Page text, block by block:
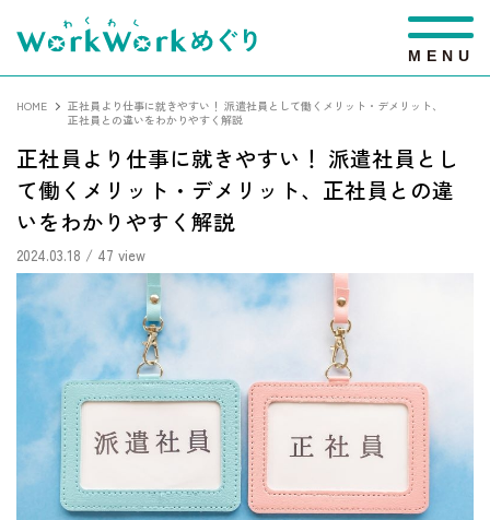
M E N U
HOME
正社員より仕事に就きやすい！ 派遣社員として働くメリット・デメリット、
正社員との違いをわかりやすく解説
正社員より仕事に就きやすい！ 派遣社員とし
て働くメリット・デメリット、正社員との違
いをわかりやすく解説
2024.03.18 / 47 view